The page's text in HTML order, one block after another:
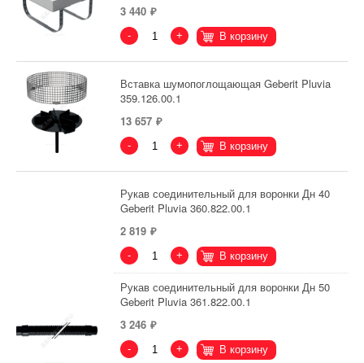
3 440
- + В корзину
Вставка шумопоглощающая Geberit Pluvia
359.126.00.1
13 657
- + В корзину
Рукав соединительный для воронки Дн 40
Geberit Pluvia 360.822.00.1
2 819
- + В корзину
Рукав соединительный для воронки Дн 50
Geberit Pluvia 361.822.00.1
3 246
- + В корзину